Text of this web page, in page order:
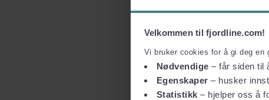
Velkommen til fjordline.com!
Vi bruker cookies for å gi deg en
Nødvendige – får siden til
Egenskaper – husker
Statistikk – hjelper oss å